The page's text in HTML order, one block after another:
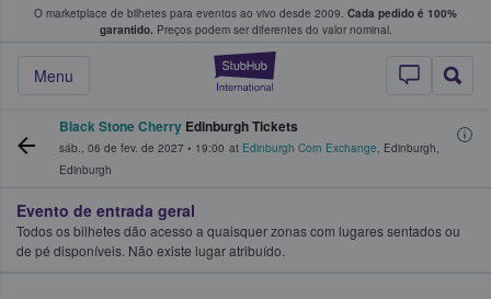
O marketplace de bilhetes para eventos ao vivo desde 2009. Cada pedido é 100%
garantido. Preços podem ser diferentes do valor nominal.
StubHub – onde
Menu
fãs compram e vendem bilhetes
Black Stone Cherry Edinburgh Tickets
sáb., 06 de fev. de 2027 • 19:00 at Edinburgh Corn Exchange, Edinburgh,
Edinburgh
Evento de entrada geral
Todos os bilhetes dão acesso a quaisquer zonas com lugares sentados ou
de pé disponíveis. Não existe lugar atribuído.